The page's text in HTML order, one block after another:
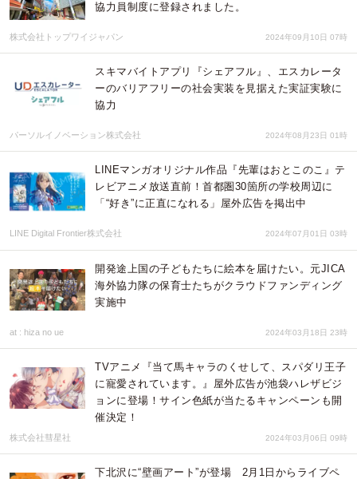
協力員制度に登録されました。
株式会社トップワイジャパン 2024年09月10日 07時
スキマバイトアプリ『シェアフル』、エスカレータ
ーのバリアフリーの社会実装を見据えた実証実験に
協力
パーソルイノベーション株式会社 2024年08月23日 01時
LINEマンガオリジナル作品『先輩はおとこのこ』テ
レビアニメ放送直前！首都圏30箇所の学校周辺に
「“好き”に正直になれる」屋外広告を掲出中
LINE Digital Frontier株式会社 2024年07月01日 03時
開発途上国の子どもたちに絵本を届けたい。元JICA
海外協力隊の保育士たちがクラウドファンディング
実施中
at : hiza no ue 2024年03月18日 23時
TVアニメ『当て馬キャラのくせして、スパダリ王子
に寵愛されています。』屋外広告が池袋ハレザビジ
ョンに登場！サイン色紙が当たるキャンペーンも開
催決定！
株式会社彗星社 2024年03月06日 09時
下北沢に“壁画アート”が登場 2月1日からライブペ